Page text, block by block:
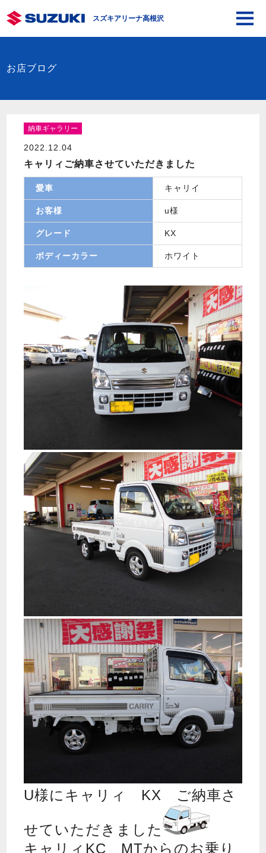
スズキアリーナ高根沢
お店ブログ
納車ギャラリー
2022.12.04
キャリィご納車させていただきました
愛車 キャリイ
お客様 u様
グレード KX
ボディーカラー ホワイト
U様にキャリィ KX ご納車さ
せていただきました
キャリィKC MTからのお乗り